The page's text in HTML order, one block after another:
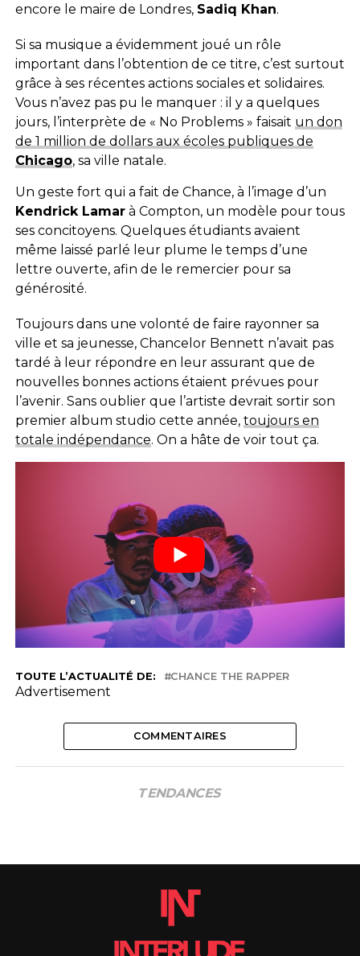
encore le maire de Londres, Sadiq Khan.
Si sa musique a évidemment joué un rôle
important dans l’obtention de ce titre, c’est surtout
grâce à ses récentes actions sociales et solidaires.
Vous n’avez pas pu le manquer : il y a quelques
jours, l’interprète de « No Problems » faisait un don
de 1 million de dollars aux écoles publiques de
Chicago, sa ville natale.
Un geste fort qui a fait de Chance, à l’image d’un
Kendrick Lamarà Compton, un modèle pour tous
ses concitoyens. Quelques étudiants avaient
même laissé parlé leur plume le temps d’une
lettre ouverte, afin de le remercier pour sa
générosité.
Toujours dans une volonté de faire rayonner sa
ville et sa jeunesse, Chancelor Bennett n’avait pas
tardé à leur répondre en leur assurant que de
nouvelles bonnes actions étaient prévues pour
l’avenir. Sans oublier que l’artiste devrait sortir son
premier album studio cette année, toujours en
totale indépendance. On a hâte de voir tout ça.
TOUTE L’ACTUALITÉ DE: CHANCE THE RAPPER
Advertisement
COMMENTAIRES
TENDANCES